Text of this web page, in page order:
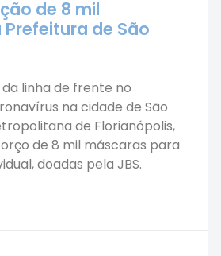
de 8 mil
de São
linha de frente no
na cidade de São
de Florianópolis,
de 8 mil máscaras para
doadas pela JBS.